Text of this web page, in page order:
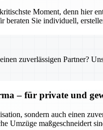
Moment, denn hier
beraten Sie individuell,
zuverlässigen Partner?
– für private und
sondern auch einen
Umzüge maßgeschneidert